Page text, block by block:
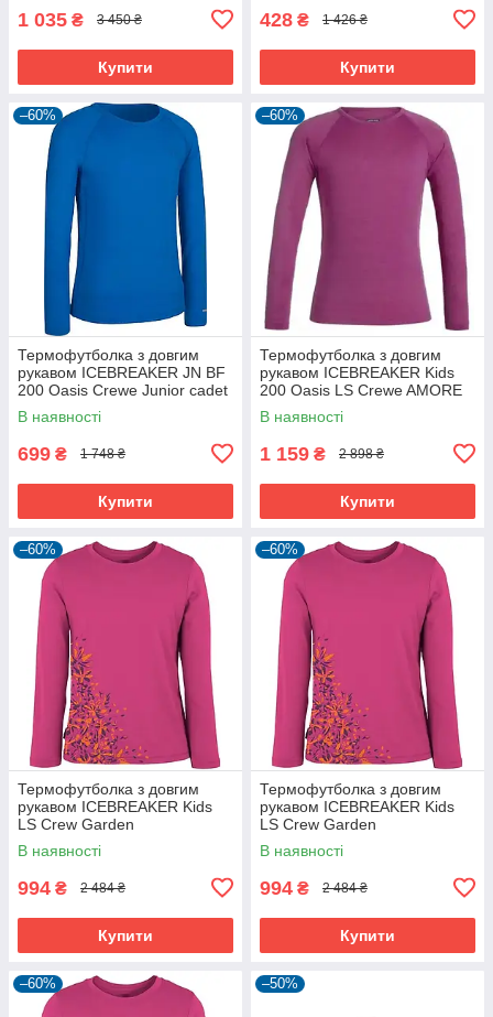
1 035 ₴ 3 450 ₴
Купити
428 ₴ 1 426 ₴
Купити
–60%
Термофутболка з довгим
рукавом ICEBREAKER JN BF
200 Oasis Crewe Junior cadet
08
В наявності
699 ₴ 1 748 ₴
Купити
–60%
Термофутболка з довгим
рукавом ICEBREAKER Kids
200 Oasis LS Crewe AMORE
08
В наявності
1 159 ₴ 2 898 ₴
Купити
–60%
Термофутболка з довгим
рукавом ICEBREAKER Kids
LS Crew Garden
magenta/lotus 08
В наявності
994 ₴ 2 484 ₴
Купити
–60%
Термофутболка з довгим
рукавом ICEBREAKER Kids
LS Crew Garden
magenta/lotus 10
В наявності
994 ₴ 2 484 ₴
Купити
–60% –50%